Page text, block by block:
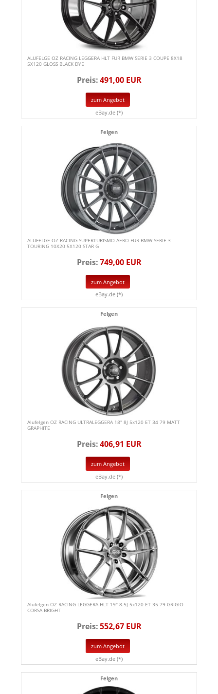
ALUFELGE OZ RACING LEGGERA HLT FUR BMW SERIE 3 COUPE 8X18
5X120 GLOSS BLACK DYE
Preis:491,00 EUR
zum Angebot
eBay.de (*)
Felgen
ALUFELGE OZ RACING SUPERTURISMO AERO FUR BMW SERIE 3
TOURING 10X20 5X120 STAR G
Preis:749,00 EUR
zum Angebot
eBay.de (*)
Felgen
Alufelgen OZ RACING ULTRALEGGERA 18" 8J 5x120 ET 34 79 MATT
GRAPHITE
Preis:406,91 EUR
zum Angebot
eBay.de (*)
Felgen
Alufelgen OZ RACING LEGGERA HLT 19" 8.5J 5x120 ET 35 79 GRIGIO
CORSA BRIGHT
Preis:552,67 EUR
zum Angebot
eBay.de (*)
Felgen